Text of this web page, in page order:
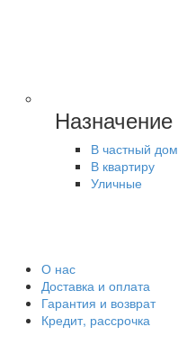
Назначение
В частный дом
В квартиру
Уличные
О нас
Доставка и оплата
Гарантия и возврат
Кредит, рассрочка